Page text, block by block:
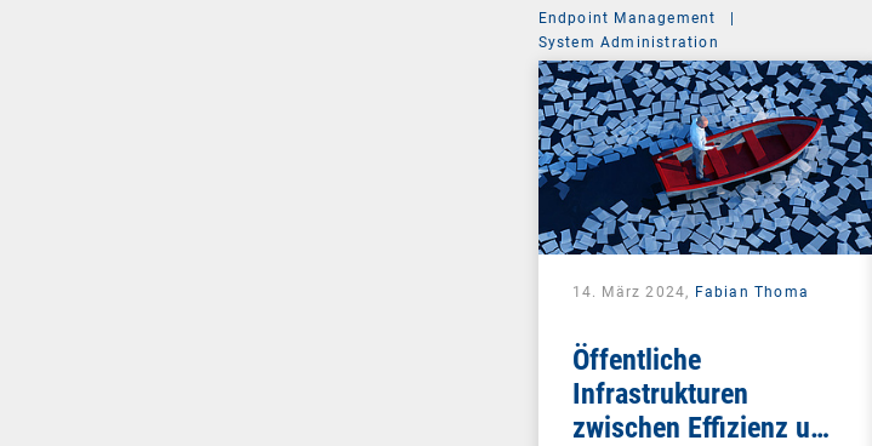
Endpoint Management
|
System Administration
14. März 2024, Fabian Thoma
Öffentliche
Infrastrukturen
zwischen Effizienz und